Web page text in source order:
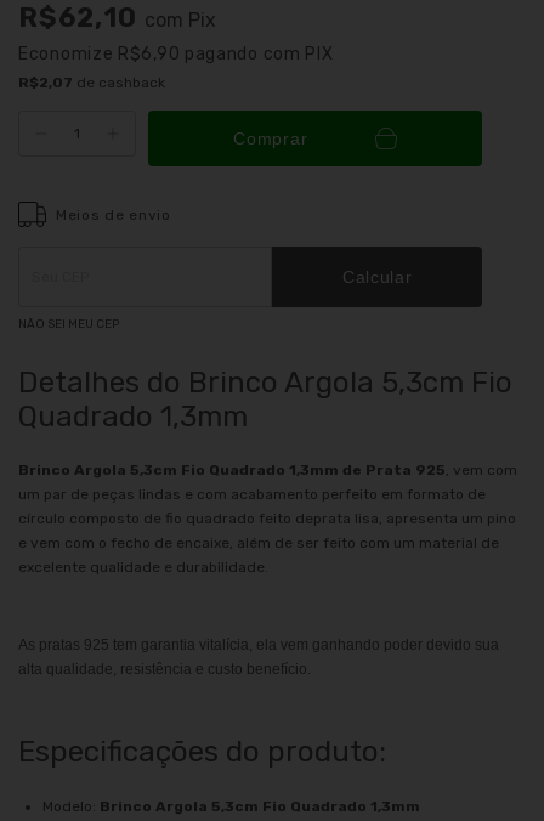
R$62,10 com Pix
Economize R$6,90 pagando com PIX
R$2,07 de cashback
Comprar
Meios de envio
ALTERAR CEP
Calcular
NÃO SEI MEU CEP
Detalhes do Brinco Argola 5,3cm Fio
Quadrado 1,3mm
Brinco Argola 5,3cm Fio Quadrado 1,3mm de Prata 925, vem com
um par de peças lindas e com acabamento perfeito em formato de
círculo composto de fio quadrado feito deprata lisa, apresenta um pino
e vem com o fecho de encaixe, além de ser feito com um material de
excelente qualidade e durabilidade.
As pratas 925 tem garantia vitalícia, ela vem ganhando poder devido sua
alta qualidade, resistência e custo benefício.
Especificações do produto:
Modelo: Brinco Argola 5,3cm Fio Quadrado 1,3mm